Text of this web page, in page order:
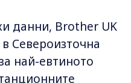
данни, Brother UK
Североизточна
най-евтиното